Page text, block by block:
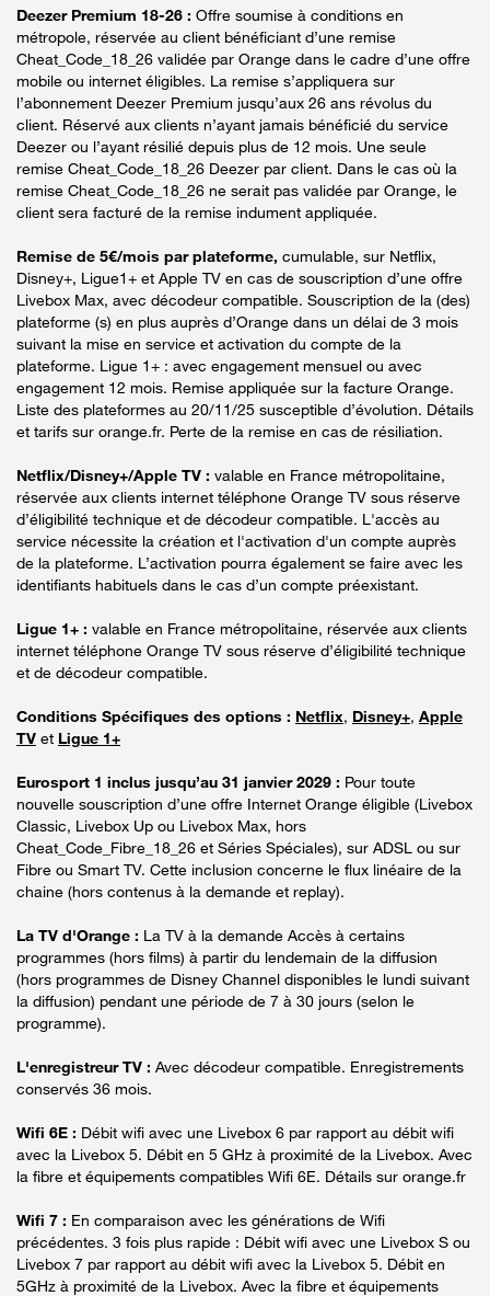
Deezer Premium 18-26 : Offre soumise à conditions en
métropole, réservée au client bénéficiant d’une remise
Cheat_Code_18_26 validée par Orange dans le cadre d’une offre
mobile ou internet éligibles. La remise s’appliquera sur
l’abonnement Deezer Premium jusqu’aux 26 ans révolus du
client. Réservé aux clients n’ayant jamais bénéficié du service
Deezer ou l’ayant résilié depuis plus de 12 mois. Une seule
remise Cheat_Code_18_26 Deezer par client. Dans le cas où la
remise Cheat_Code_18_26 ne serait pas validée par Orange, le
client sera facturé de la remise indument appliquée.
Remise de 5€/mois par plateforme, cumulable, sur Netflix,
Disney+, Ligue1+ et Apple TV en cas de souscription d’une offre
Livebox Max, avec décodeur compatible. Souscription de la (des)
plateforme (s) en plus auprès d’Orange dans un délai de 3 mois
suivant la mise en service et activation du compte de la
plateforme. Ligue 1+ : avec engagement mensuel ou avec
engagement 12 mois. Remise appliquée sur la facture Orange.
Liste des plateformes au 20/11/25 susceptible d’évolution. Détails
et tarifs sur orange.fr. Perte de la remise en cas de résiliation.
Netflix/Disney+/Apple TV : valable en France métropolitaine,
réservée aux clients internet téléphone Orange TV sous réserve
d’éligibilité technique et de décodeur compatible. L'accès au
service nécessite la création et l'activation d'un compte auprès
de la plateforme. L’activation pourra également se faire avec les
identifiants habituels dans le cas d’un compte préexistant.
Ligue 1+ : valable en France métropolitaine, réservée aux clients
internet téléphone Orange TV sous réserve d’éligibilité technique
et de décodeur compatible.
Conditions Spécifiques des options : Netflix, Disney+, Apple
TV et Ligue 1+
Eurosport 1 inclus jusqu’au 31 janvier 2029 : Pour toute
nouvelle souscription d’une offre Internet Orange éligible (Livebox
Classic, Livebox Up ou Livebox Max, hors
Cheat_Code_Fibre_18_26 et Séries Spéciales), sur ADSL ou sur
Fibre ou Smart TV. Cette inclusion concerne le flux linéaire de la
chaine (hors contenus à la demande et replay).
La TV d'Orange : La TV à la demande Accès à certains
programmes (hors films) à partir du lendemain de la diffusion
(hors programmes de Disney Channel disponibles le lundi suivant
la diffusion) pendant une période de 7 à 30 jours (selon le
programme).
L'enregistreur TV : Avec décodeur compatible. Enregistrements
conservés 36 mois.
Wifi 6E : Débit wifi avec une Livebox 6 par rapport au débit wifi
avec la Livebox 5. Débit en 5 GHz à proximité de la Livebox. Avec
la fibre et équipements compatibles Wifi 6E. Détails sur orange.fr
Wifi 7 : En comparaison avec les générations de Wifi
précédentes. 3 fois plus rapide : Débit wifi avec une Livebox S ou
Livebox 7 par rapport au débit wifi avec la Livebox 5. Débit en
5GHz à proximité de la Livebox. Avec la fibre et équipements